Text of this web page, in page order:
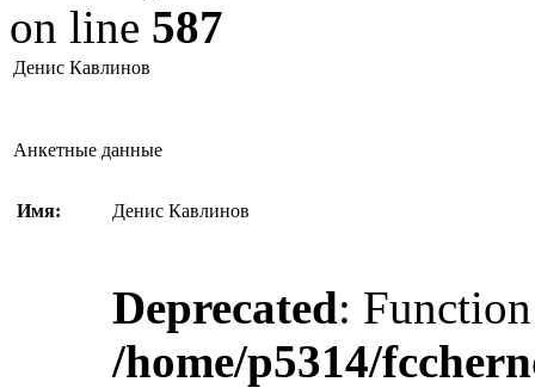
on line 587
Денис Кавлинов
Анкетные данные
Имя: Денис Кавлинов
Deprecated:
/home/p5314/